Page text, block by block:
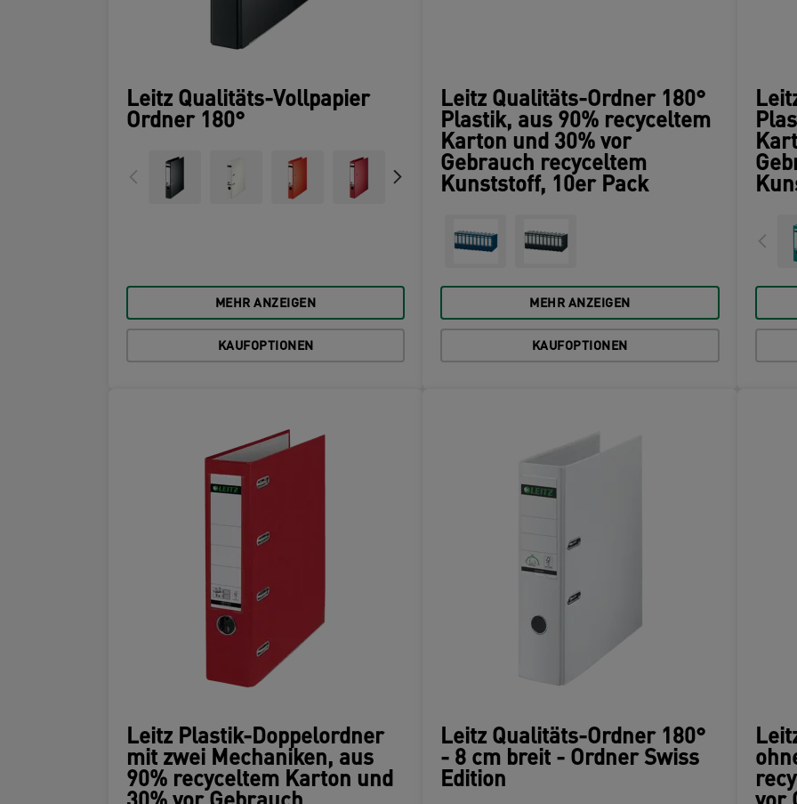
Leitz Qualitäts-Vollpapier
Ordner 180°
MEHR ANZEIGEN
KAUFOPTIONEN
Leitz Qualitäts-Ordner 180°
Plastik, aus 90% recyceltem
Karton und 30% vor
Gebrauch recyceltem
Kunststoff, 10er Pack
MEHR ANZEIGEN
KAUFOPTIONEN
Leitz Plastik-Doppelordner
mit zwei Mechaniken, aus
90% recyceltem Karton und
Leitz Qualitäts-Ordner 180°
- 8 cm breit - Ordner Swiss
Edition